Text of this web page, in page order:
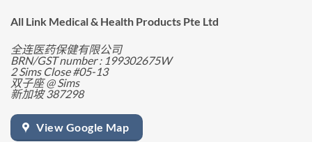
All Link Medical & Health Products Pte Ltd
全连医药保健有限公司
BRN/GST number : 199302675W
2 Sims Close #05-13
双子座 @ Sims
新加坡 387298
View Google Map